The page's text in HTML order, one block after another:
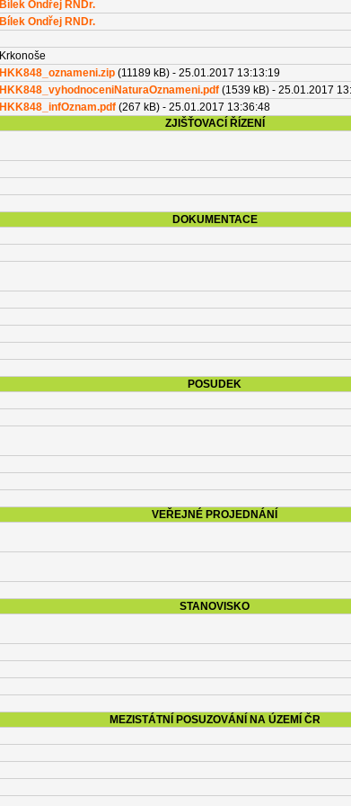
Bílek Ondřej RNDr.
Bílek Ondřej RNDr.
Krkonoše
HKK848_oznameni.zip (11189 kB) - 25.01.2017 13:13:19
HKK848_vyhodnoceniNaturaOznameni.pdf (1539 kB) - 25.01.2017
HKK848_infOznam.pdf (267 kB) - 25.01.2017 13:36:48
ZJIŠŤOVACÍ ŘÍZENÍ
DOKUMENTACE
POSUDEK
VEŘEJNÉ PROJEDNÁNÍ
STANOVISKO
MEZISTÁTNÍ POSUZOVÁNÍ NA ÚZEMÍ ČR